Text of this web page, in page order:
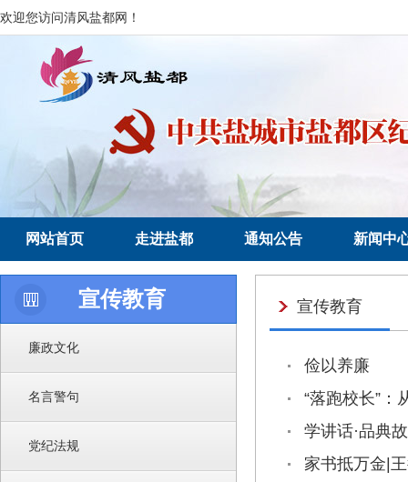
欢迎您访问清风盐都网！
网站首页 走进盐都 通知公告 新闻中
宣传教育
廉政文化
名言警句
党纪法规
宣传教育
俭以养廉
“落跑校长”
学讲话·品典
家书抵万金|